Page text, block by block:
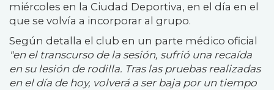
miércoles en la Ciudad Deportiva, en el día en el
que se volvía a incorporar al grupo.
Según detalla el club en un parte médico oficial
"en el transcurso de la sesión, sufrió una recaída
en su lesión de rodilla. Tras las pruebas realizadas
en el día de hoy, volverá a ser baja por un tiempo